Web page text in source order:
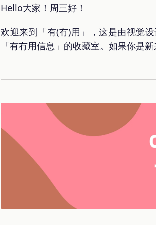
Hello大家！周三好！
欢迎来到「有(冇)用」，这是由视觉
「有冇用信息」的收藏室。如果你是